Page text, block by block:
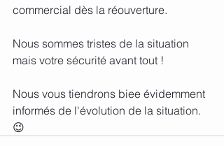
commercial dès la réouverture.
Nous sommes tristes de la situation
mais votre sécurité avant tout !
Nous vous tiendrons biee évidemment
informés de l'évolution de la situation.
😉